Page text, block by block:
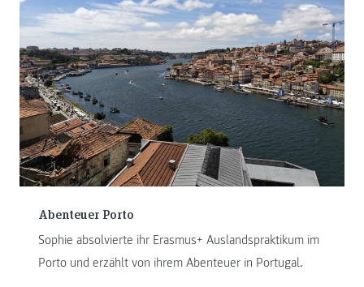
Abenteuer Porto
Sophie absolvierte ihr Erasmus+ Auslandspraktikum im
Porto und erzählt von ihrem Abenteuer in Portugal.